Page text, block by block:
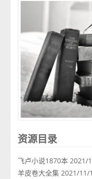
资源目录
飞卢小说1870本 2021/
羊皮卷大全集 2021/11/